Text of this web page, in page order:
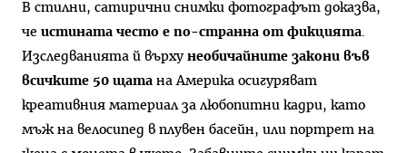
В стилни, сатирични снимки фотографът доказва,
че истината често е по-странна от фикцията.
Изследванията й върху необичайните закони във
всичките 50 щата на Америка осигуряват
креативния материал за любопитни кадри, като
мъж на велосипед в плувен басейн, или портрет на